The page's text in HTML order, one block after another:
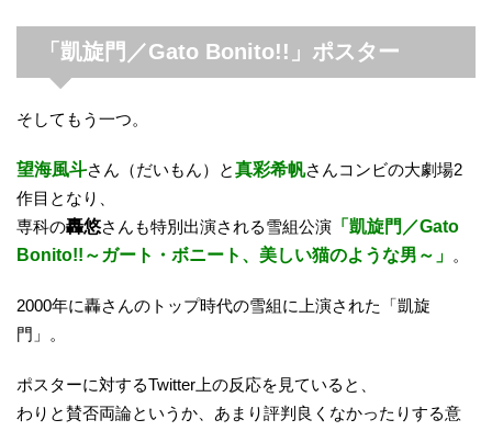
「凱旋門／Gato Bonito!!」ポスター
そしてもう一つ。
望海風斗さん（だいもん）と真彩希帆さんコンビの大劇場2
作目となり、
専科の轟悠さんも特別出演される雪組公演 「凱旋門／Gato
Bonito!!～ガート・ボニート、美しい猫のような男～」 。
2000年に轟さんのトップ時代の雪組に上演された「凱旋
門」。
ポスターに対するTwitter上の反応を見ていると、
わりと賛否両論というか、あまり評判良くなかったりする意